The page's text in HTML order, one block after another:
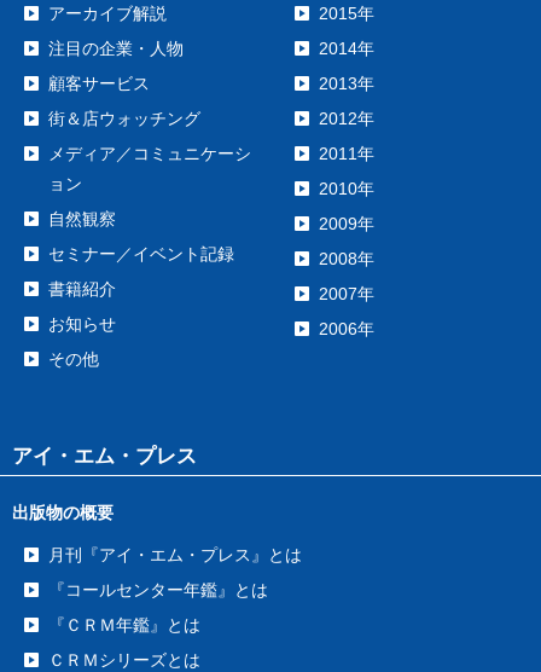
アーカイブ解説
注目の企業・人物
顧客サービス
街＆店ウォッチング
メディア／コミュニケーシ
ョン
自然観察
セミナー／イベント記録
書籍紹介
お知らせ
その他
2015年
2014年
2013年
2012年
2011年
2010年
2009年
2008年
2007年
2006年
アイ・エム・プレス
出版物の概要
月刊『アイ・エム・プレス』とは
『コールセンター年鑑』とは
『ＣＲＭ年鑑』とは
ＣＲＭシリーズとは